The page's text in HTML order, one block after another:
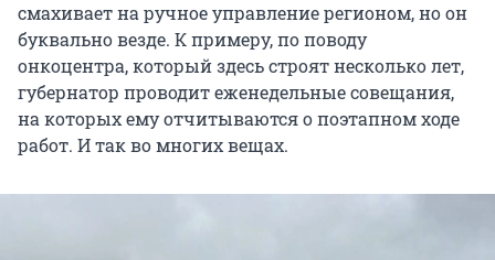
смахивает на ручное управление регионом, но он
буквально везде. К примеру, по поводу
онкоцентра, который здесь строят несколько лет,
губернатор проводит еженедельные совещания,
на которых ему отчитываются о поэтапном ходе
работ. И так во многих вещах.